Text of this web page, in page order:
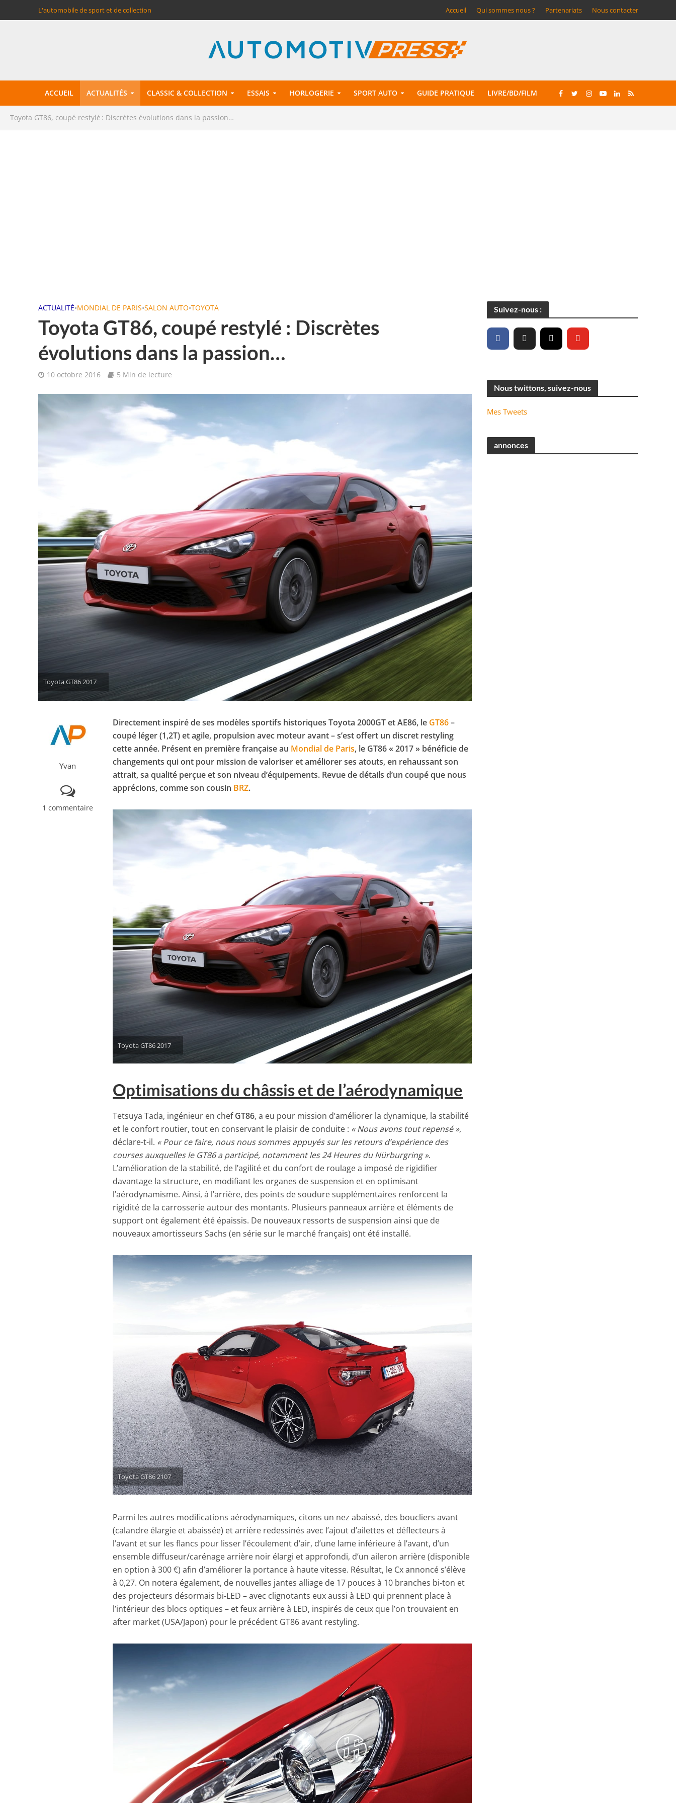
L'automobile de sport et de collection Accueil Qui sommes nous ? Partenariats Nous contacter
ACCUEIL ACTUALITÉS CLASSIC & COLLECTION ESSAIS HORLOGERIE SPORT AUTO GUIDE PRATIQUE LIVRE/BD/FILM
Toyota GT86, coupé restylé : Discrètes évolutions dans la passion…
ACTUALITÉ•MONDIAL DE PARIS•SALON AUTO•TOYOTA
Toyota GT86, coupé restylé : Discrètes
évolutions dans la passion…
10 octobre 2016 5 Min de lecture
Toyota GT86 2017
Yvan
1 commentaire
Directement inspiré de ses modèles sportifs historiques Toyota 2000GT et AE86, le GT86–
coupé léger (1,2T) et agile, propulsion avec moteur avant – s’est offert un discret restyling
cette année. Présent en première française au Mondial de Paris, le GT86 « 2017 » bénéficie de
changements qui ont pour mission de valoriser et améliorer ses atouts, en rehaussant son
attrait, sa qualité perçue et son niveau d’équipements. Revue de détails d’un coupé que nous
apprécions, comme son cousin BRZ.
Toyota GT86 2017
Optimisations du châssis et de l’aérodynamique
Tetsuya Tada, ingénieur en chefGT86, a eu pour mission d’améliorer la dynamique, la stabilité
et le confort routier, tout en conservant le plaisir de conduite : « Nous avons tout repensé »,
déclare-t-il. « Pour ce faire, nous nous sommes appuyés sur les retours d’expérience des
courses auxquelles le GT86 a participé, notamment les 24 Heures du Nürburgring ».
L’amélioration de la stabilité, de l’agilité et du confort de roulage a imposé de rigidifier
davantage la structure, en modifiant les organes de suspension et en optimisant
l’aérodynamisme. Ainsi, à l’arrière, des points de soudure supplémentaires renforcent la
rigidité de la carrosserie autour des montants. Plusieurs panneaux arrière et éléments de
support ont également été épaissis. De nouveaux ressorts de suspension ainsi que de
nouveaux amortisseurs Sachs (en série sur le marché français) ont été installé.
Toyota GT86 2107
Parmi les autres modifications aérodynamiques, citons un nez abaissé, des boucliers avant
(calandre élargie et abaissée) et arrière redessinés avec l’ajout d’ailettes et déflecteurs à
l’avant et sur les flancs pour lisser l’écoulement d’air, d’une lame inférieure à l’avant, d’un
ensemble diffuseur/carénage arrière noir élargi et approfondi, d’un aileron arrière (disponible
en option à 300 €) afin d’améliorer la portance à haute vitesse. Résultat, le Cx annoncé s’élève
à 0,27. On notera également, de nouvelles jantes alliage de 17 pouces à 10 branches bi-ton et
des projecteurs désormais bi-LED – avec clignotants eux aussi à LED qui prennent place à
l’intérieur des blocs optiques – et feux arrière à LED, inspirés de ceux que l’on trouvaient en
after market (USA/Japon) pour le précédent GT86 avant restyling.
Suivez-nous :
Nous twittons, suivez-nous
Mes Tweets
annonces